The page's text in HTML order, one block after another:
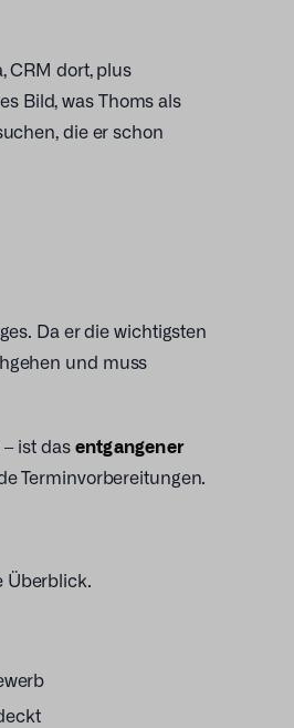
CRM dort, plus
Bild, was Thoms als
die er schon
Da er die wichtigsten
und muss
ist das entgangener
Terminvorbereitungen.
Überblick.